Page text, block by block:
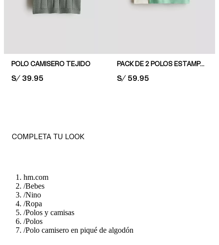
POLO CAMISERO TEJIDO
PRICE:
S/ 39.95
PACK DE 2 POLOS ESTAMPADOS
PRICE:
S/ 59.95
COMPLETA TU LOOK
hm.com
/Bebes
/Nino
/Ropa
/Polos y camisas
/Polos
/Polo camisero en piqué de algodón